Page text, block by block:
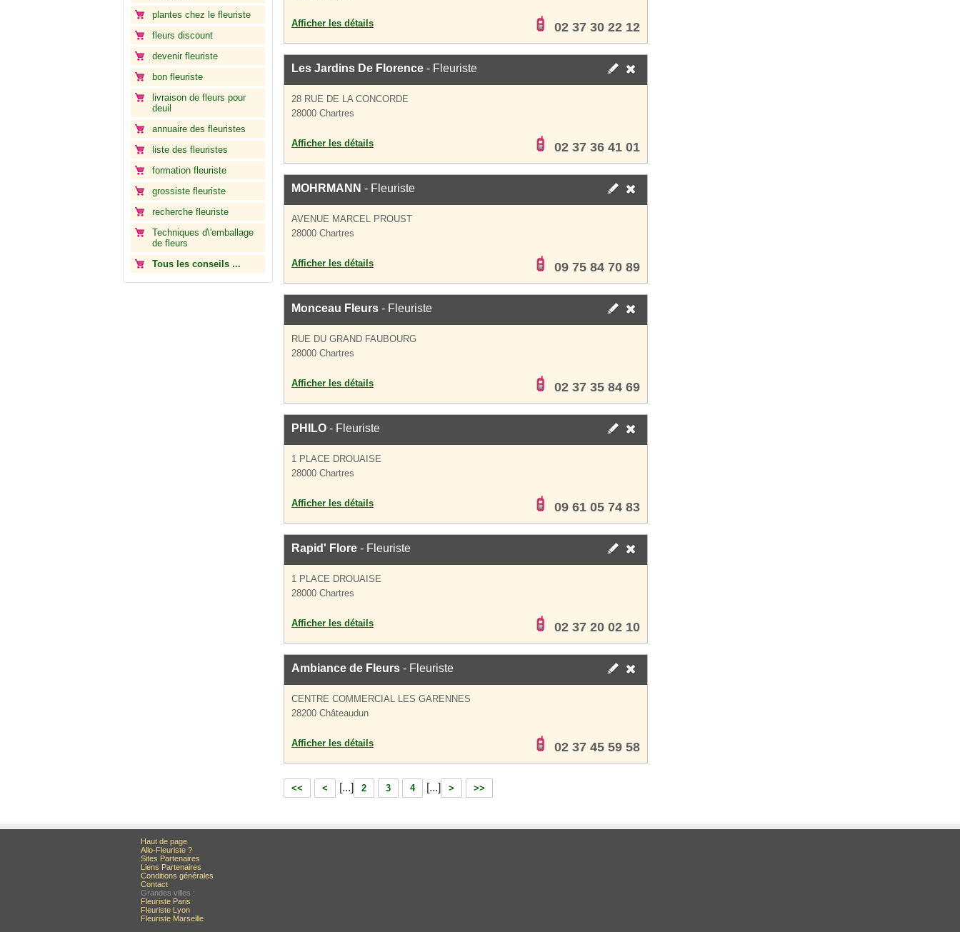
plantes chez le fleuriste
fleurs discount
devenir fleuriste
bon fleuriste
livraison de fleurs pour
deuil
annuaire des fleuristes
liste des fleuristes
formation fleuriste
grossiste fleuriste
recherche fleuriste
Techniques d\'emballage
de fleurs
Tous les conseils ...
Afficher les détails 02 37 30 22 12
Les Jardins De Florence - Fleuriste
28 RUE DE LA CONCORDE
28000 Chartres
Afficher les détails 02 37 36 41 01
MOHRMANN - Fleuriste
AVENUE MARCEL PROUST
28000 Chartres
Afficher les détails 09 75 84 70 89
Monceau Fleurs - Fleuriste
RUE DU GRAND FAUBOURG
28000 Chartres
Afficher les détails 02 37 35 84 69
PHILO - Fleuriste
1 PLACE DROUAISE
28000 Chartres
Afficher les détails 09 61 05 74 83
Rapid' Flore - Fleuriste
1 PLACE DROUAISE
28000 Chartres
Afficher les détails 02 37 20 02 10
Ambiance de Fleurs - Fleuriste
CENTRE COMMERCIAL LES GARENNES
28200 Châteaudun
Afficher les détails 02 37 45 59 58
<< < [...] 2 3 4 [...] > >>
Haut de page
Allo-Fleuriste ?
Sites Partenaires
Liens Partenaires
Conditions générales
Contact
Grandes villes :
Fleuriste Paris
Fleuriste Lyon
Fleuriste Marseille